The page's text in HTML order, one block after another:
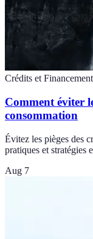
Crédits et
Comment éviter
consommation
Évitez les pièges des
pratiques et stratégies
Aug 7